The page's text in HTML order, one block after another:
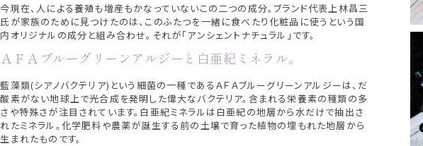
今現在、人による養殖も増産もかなっていないこの二つの成分。ブランド代表上林昌三
氏が家族のために見つけたのは、このふたつを一緒に食べたり化粧品に使うという国
内オリジナルの成分と組み合わせ。それが「アンシェントナチュラル」です。
ＡＦＡブルーグリーンアルジーと白亜紀ミネラル。
藍藻類(シアノバクテリア)という細菌の一種であるＡＦＡブルーグリーンアルジーは、だ
酸素がない地球上で光合成を発明した偉大なバクテリア。含まれる栄養素の種類の多
さや特殊さが注目されています。白亜紀ミネラルは白亜紀の地層から水だけで抽出さ
れたミネラル。化学肥料や農薬が誕生する前の土壌で育った植物の埋もれた地層から
生まれたものです。